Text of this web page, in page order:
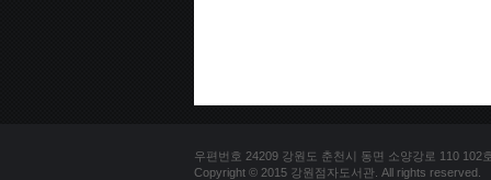
우편번호 24209 강원도 춘천시 동면 소양강로 110 102
Copyright © 2015 강원점자도서관. All rights reserved.